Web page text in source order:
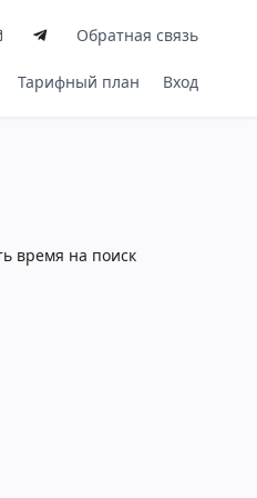
Обратная связь
Тарифный план Вход
время на поиск